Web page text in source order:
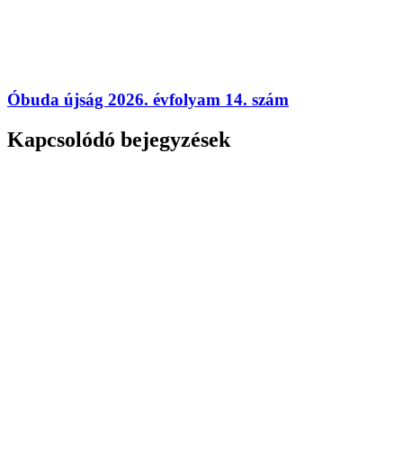
Óbuda újság 2026. évfolyam 14. szám
Kapcsolódó bejegyzések